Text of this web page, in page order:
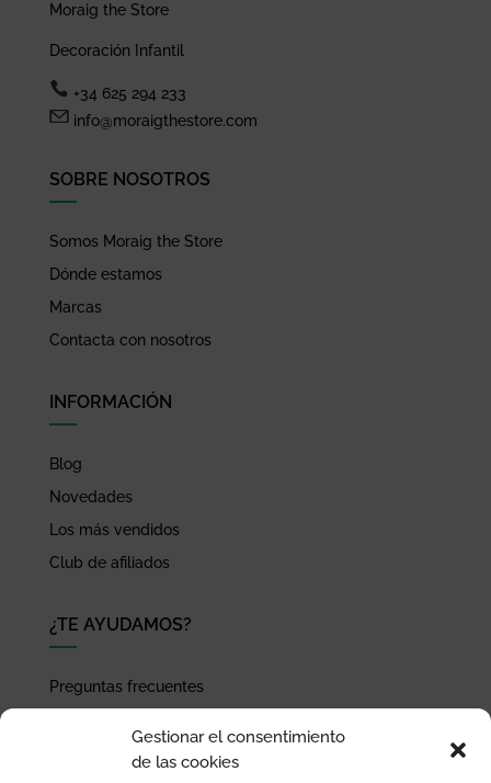
Gestionar el consentimiento
de las cookies
Moraig the Store
Decoración Infantil
+34 625 294 233
info@moraigthestore.com
SOBRE NOSOTROS
Somos Moraig the Store
Dónde estamos
Marcas
Contacta con nosotros
INFORMACIÓN
Blog
Novedades
Los más vendidos
Club de afiliados
¿TE AYUDAMOS?
Preguntas frecuentes
Pago seguro